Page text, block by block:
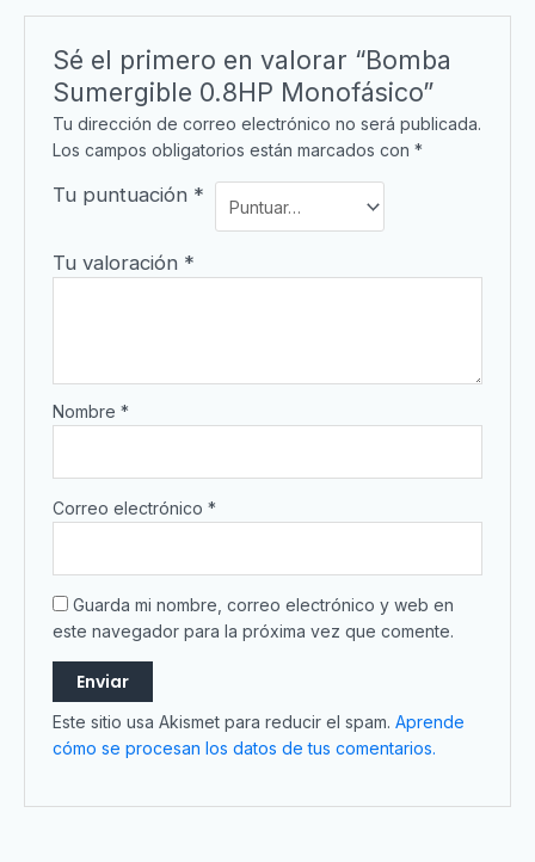
Sé el primero en valorar “Bomba
Sumergible 0.8HP Monofásico”
Tu dirección de correo electrónico no será publicada.
Los campos obligatorios están marcados con*
Tu puntuación *
Tu valoración *
Nombre*
Correo electrónico*
Guarda mi nombre, correo electrónico y web en
este navegador para la próxima vez que comente.
Este sitio usa Akismet para reducir el spam.Aprende
cómo se procesan los datos de tus comentarios.